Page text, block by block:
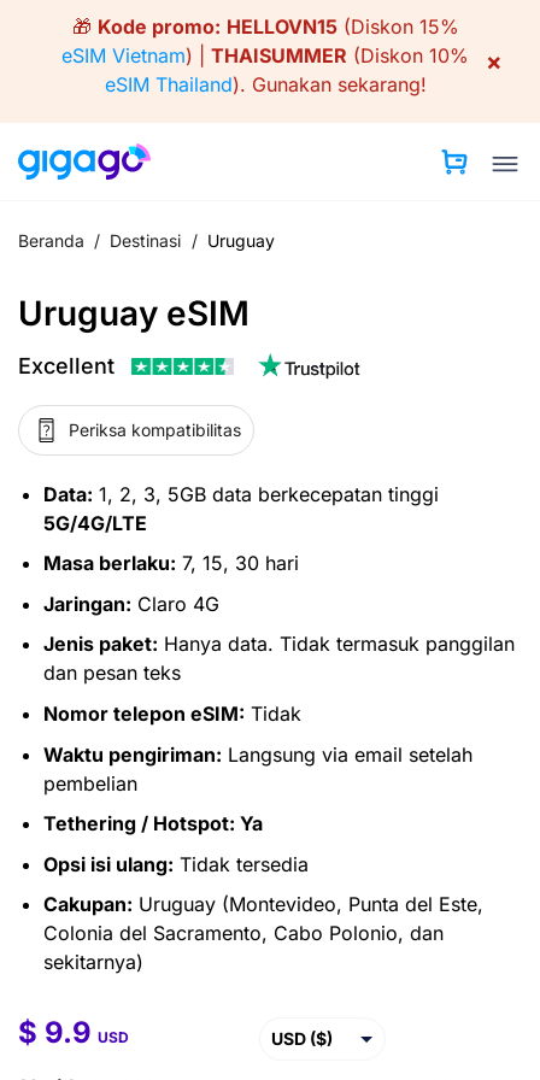
🎁 Kode promo: HELLOVN15(Diskon 15%
eSIM Vietnam) | THAISUMMER (Diskon 10%
eSIM Thailand). Gunakan sekarang!
×
Beranda / Destinasi / Uruguay
Uruguay eSIM
Excellent
Periksa kompatibilitas
Data: 1, 2, 3, 5GB data berkecepatan tinggi
5G/4G/LTE
Masa berlaku: 7, 15, 30 hari
Jaringan: Claro 4G
Jenis paket: Hanya data. Tidak termasuk panggilan
dan pesan teks
Nomor telepon eSIM: Tidak
Waktu pengiriman: Langsung via email setelah
pembelian
Tethering / Hotspot: Ya
Opsi isi ulang: Tidak tersedia
Cakupan: Uruguay (Montevideo, Punta del Este,
Colonia del Sacramento, Cabo Polonio, dan
sekitarnya)
$ 9.9 –$ USD ($)
$ 9.9 USD